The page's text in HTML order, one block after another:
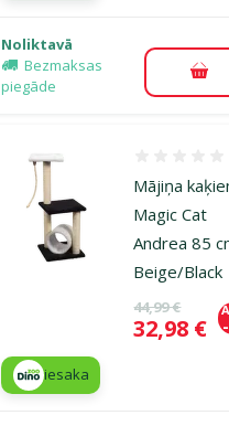
Noliktavā
Bezmaksas
piegāde
Mājiņa
Magic Cat
Andrea 85
Beige/Black
Oriģinālā
44,99 €
Cena
32,98 €
iesaka